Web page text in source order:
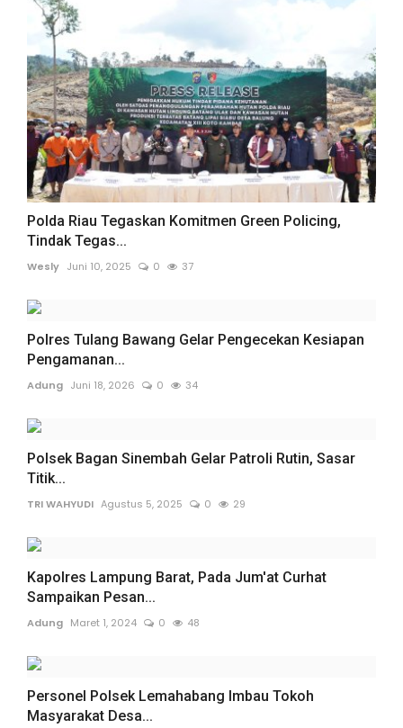
Polda Riau Tegaskan Komitmen Green Policing,
Tindak Tegas...
Wesly Juni 10, 2025 0 37
Polres Tulang Bawang Gelar Pengecekan Kesiapan
Pengamanan...
Adung Juni 18, 2026 0 34
Polsek Bagan Sinembah Gelar Patroli Rutin, Sasar
Titik...
TRI WAHYUDI Agustus 5, 2025 0 29
Kapolres Lampung Barat, Pada Jum'at Curhat
Sampaikan Pesan...
Adung Maret 1, 2024 0 48
Personel Polsek Lemahabang Imbau Tokoh
Masyarakat Desa...